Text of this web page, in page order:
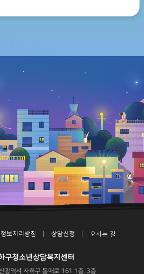
보처리방침 상담신청 오시는 길
구청소년상담복지센터
광역시 사하구 동매로 161 1층, 3층